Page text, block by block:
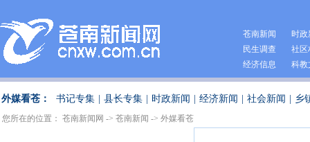
苍南新闻
时政
民生调查
社区
经济信息
科教
外媒看苍： 书记专集 县长专集 时政新闻 经济新闻 社会新闻 乡
您所在的位置： 苍南新闻网 -> 苍南新闻 -> 外媒看苍